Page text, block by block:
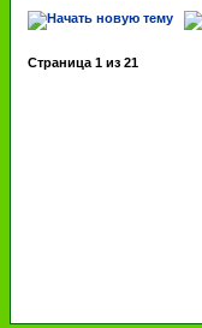
Страница 1 из 21